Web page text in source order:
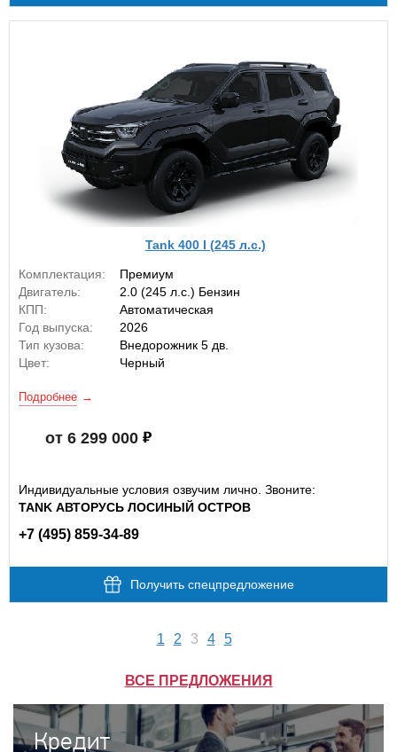
Tank 400 I (245 л.с.)
Комплектация:
Премиум
Двигатель:
2.0 (245 л.с.) Бензин
КПП:
Автоматическая
Год выпуска:
2026
Тип кузова:
Внедорожник 5 дв.
Цвет:
Черный
Подробнее
от 6 299 000
Индивидуальные условия озвучим лично. Звоните:
TANK АВТОРУСЬ ЛОСИНЫЙ ОСТРОВ
+7 (495) 859-34-89
Получить спецпредложение
1 2 3 4 5
ВСЕ ПРЕДЛОЖЕНИЯ
Кредит